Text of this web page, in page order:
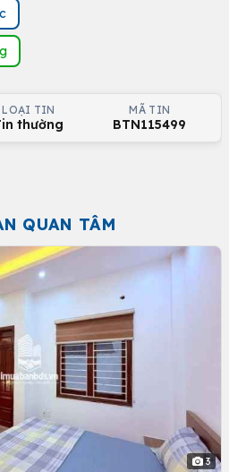
LOẠI TIN
thường
MÃ TIN
BTN115499
QUAN TÂM
3